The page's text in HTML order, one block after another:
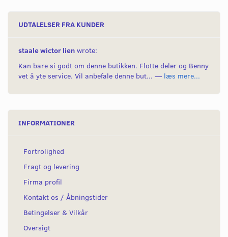
UDTALELSER FRA KUNDER
staale wictor lien wrote:
Kan bare si godt om denne butikken. Flotte deler og Benny
vet å yte service. Vil anbefale denne but... — læs mere...
INFORMATIONER
Fortrolighed
Fragt og levering
Firma profil
Kontakt os / Åbningstider
Betingelser & Vilkår
Oversigt